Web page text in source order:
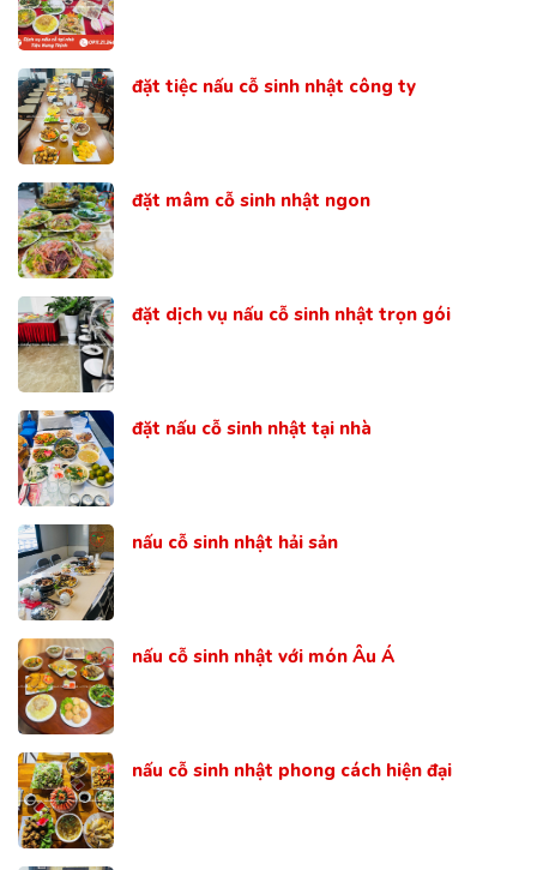
đặt tiệc nấu cỗ sinh nhật công ty
đặt mâm cỗ sinh nhật ngon
đặt dịch vụ nấu cỗ sinh nhật trọn gói
đặt nấu cỗ sinh nhật tại nhà
nấu cỗ sinh nhật hải sản
nấu cỗ sinh nhật với món Âu Á
nấu cỗ sinh nhật phong cách hiện đại